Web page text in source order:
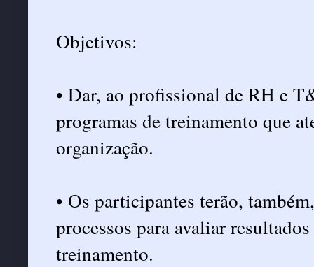
Objetivos:
• Dar, ao profissional de RH e
programas de treinamento que
organização.
• Os participantes terão,
processos para avaliar
treinamento.